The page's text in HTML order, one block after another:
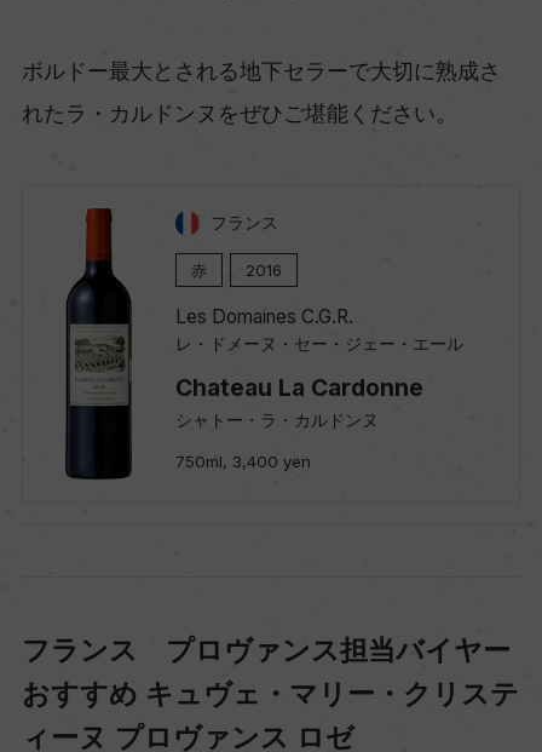
ボルドー最大とされる地下セラーで大切に熟成さ
れたラ・カルドンヌをぜひご堪能ください。
フランス
赤 2016
Les Domaines C.G.R.
レ・ドメーヌ・セー・ジェー・エール
Chateau La Cardonne
シャトー・ラ・カルドンヌ
750ml, 3,400 yen
フランス プロヴァンス担当バイヤー
おすすめ キュヴェ・マリー・クリステ
ィーヌ プロヴァンス ロゼ